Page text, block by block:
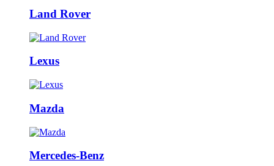
Land Rover
Lexus
Mazda
Mercedes-Benz